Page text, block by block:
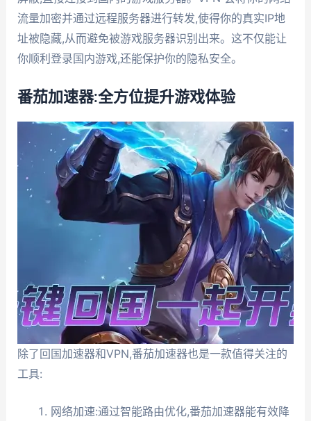
流量加密并通过远程服务器进行转发,使得你的真实IP地
址被隐藏,从而避免被游戏服务器识别出来。这不仅能让
你顺利登录国内游戏,还能保护你的隐私安全。
番茄加速器:全方位提升游戏体验
除了回国加速器和VPN,番茄加速器也是一款值得关注的
工具:
网络加速:通过智能路由优化,番茄加速器能有效降